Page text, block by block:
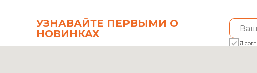
Я
УЗНАВАЙТЕ ПЕРВЫМИ О
НОВИНКАХ